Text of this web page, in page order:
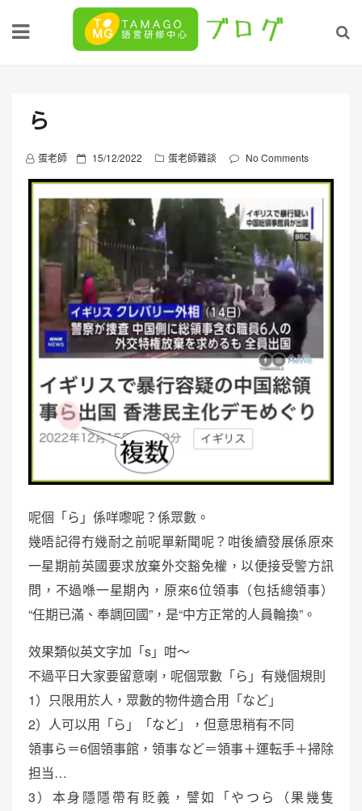
ら
蛋老師
P
o
s
t
e
d
o
n
15/12/2022 蛋老師雜談 No Comments
呢個「ら」係咩嚟呢？係眾數。
幾唔記得冇幾耐之前呢單新聞呢？咁後續發展係原來
一星期前英國要求放棄外交豁免權，以便接受警方訊
問，不過喺一星期內，原來6位領事（包括總領事）
“任期已滿、奉調回國”，是“中方正常的人員輪換”。
效果類似英文字加「s」咁～
不過平日大家要留意喇，呢個眾數「ら」有幾個規則
1）只限用於人，眾數的物件適合用「など」
2）人可以用「ら」「など」，但意思稍有不同
領事ら＝6個領事館，領事など＝領事＋運転手＋掃除
担当…
3）本身隱隱帶有貶義，譬如「やつら（果幾隻